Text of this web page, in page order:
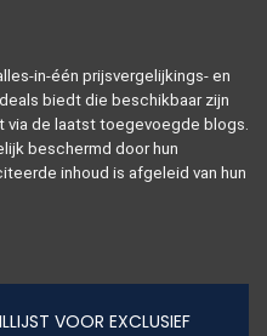
in-één prijsvergelijkings- en
biedt die beschikbaar zijn
via de laatst toegevoegde blogs.
beschermd door hun
inhoud is afgeleid van hun
VOOR EXCLUSIEF